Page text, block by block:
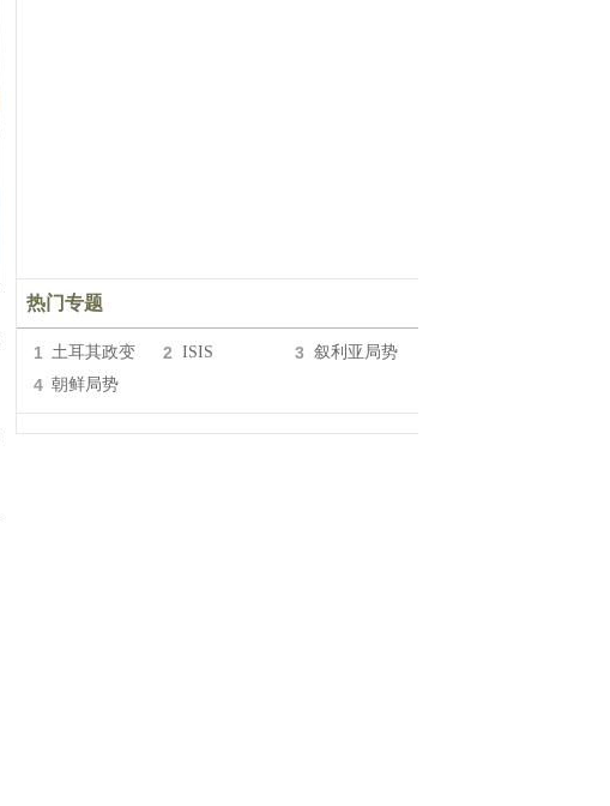
热门专题
1 土耳其政变 2 ISIS 3 叙利亚局势
4 朝鲜局势